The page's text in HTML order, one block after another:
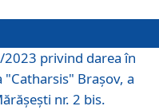
2023 privind darea în
Brașov, a
nr. 2 bis.